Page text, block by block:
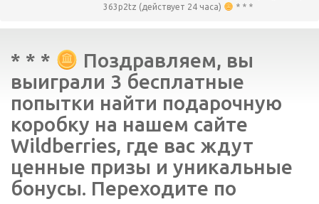
363p2tz (действует 24 часа)
* * *
* * *
Поздравляем, вы
выиграли 3 бесплатные
попытки найти подарочную
коробку на нашем сайте
Wildberries, где вас ждут
ценные призы и уникальные
бонусы. Переходите по